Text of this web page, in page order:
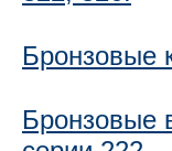
Бронзовые
Бронзовые